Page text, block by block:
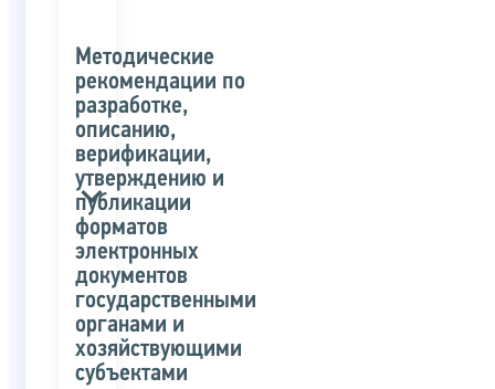
Методические
рекомендации по
разработке,
описанию,
верификации,
утверждению и
публикации
форматов
электронных
документов
государственными
органами и
хозяйствующими
субъектами